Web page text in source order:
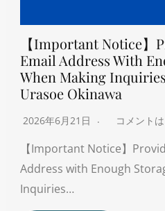
【Important Notice】
Email Address With
When Making
Urasoe Okinawa
2026年6月21日 コメント
【Important Notice】
Address with Enough
Inquiries…